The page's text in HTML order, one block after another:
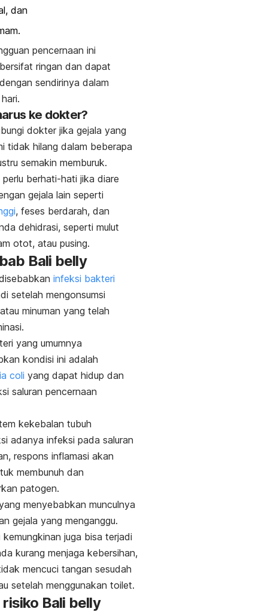
dan
pencernaan ini
ringan dan dapat
sendirinya dalam
ke dokter?
dokter jika gejala yang
tidak hilang dalam beberapa
semakin memburuk.
perlu berhati-hati jika diare
gejala lain seperti
, feses berdarah, dan
dehidrasi, seperti mulut
otot, atau pusing.
Bali belly
infeksi bakteri
setelah mengonsumsi
minuman yang telah
yang umumnya
kondisi ini adalah
coli yang dapat hidup dan
saluran pencernaan
kekebalan tubuh
adanya infeksi pada saluran
respons inflamasi akan
membunuh dan
patogen.
menyebabkan munculnya
gejala yang menganggu.
kemungkinan juga bisa terjadi
kurang menjaga kebersihan,
mencuci tangan sesudah
setelah menggunakan toilet.
Bali belly